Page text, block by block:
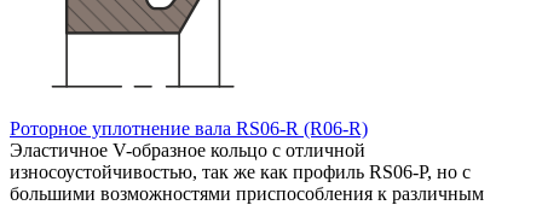
Роторное уплотнение вала RS06-R (R06-R)
Эластичное V-образное кольцо с отличной
износоустойчивостью, так же как профиль RS06-P, но с
большими возможностями приспособления к различным